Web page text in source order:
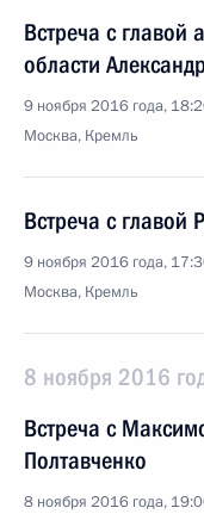
Встреча с главой
области
9 ноября 2016 года,
Москва, Кремль
Встреча с
9 ноября 2016 года,
Москва, Кремль
8 ноября 2016
Встреча с
Полтавченко
8 ноября 2016 года,